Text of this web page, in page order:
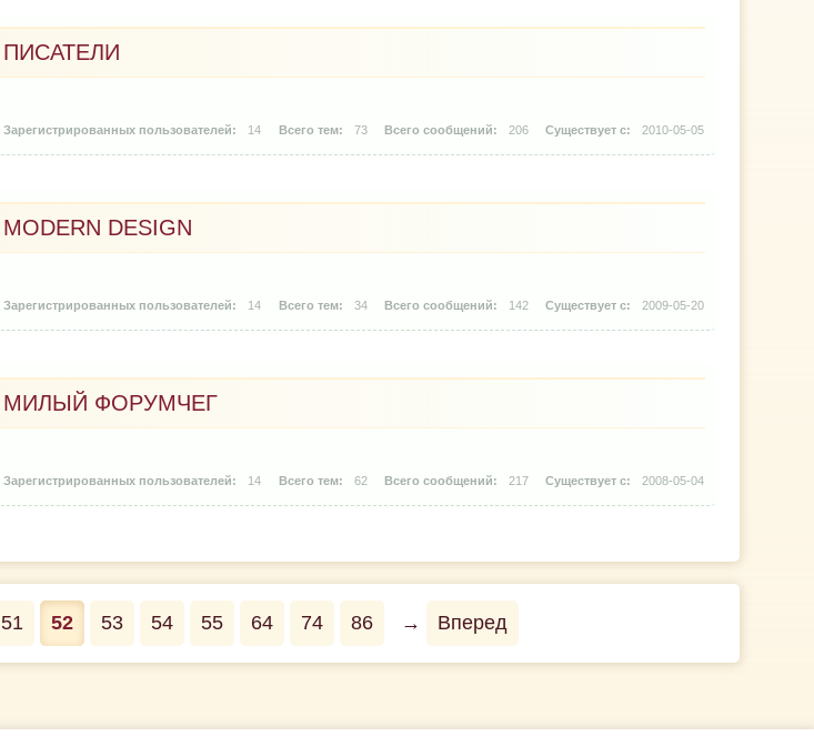
ПИСАТЕЛИ
14 73 206 2010-05-05
MODERN DESIGN
14 34 142 2009-05-20
МИЛЫЙ ФОРУМЧЕГ
14 62 217 2008-05-04
51 52 53 54 55 64 74 86 → Вперед